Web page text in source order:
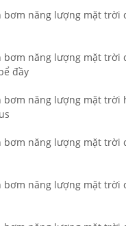
bơm năng lượng mặt trời
bơm năng lượng mặt trời
đầy
bơm năng lượng mặt trời
bơm năng lượng mặt trời
bơm năng lượng mặt trời